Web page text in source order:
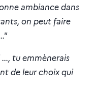
ambiance dans
on peut faire
tu emmènerais
de leur choix qui